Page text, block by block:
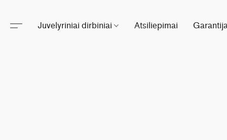
Juvelyriniai dirbiniai Atsiliepimai